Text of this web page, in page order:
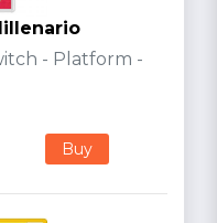
- Platform -
Buy